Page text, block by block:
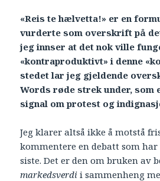
«Reis te hælvetta!» er en
vurderte som overskrift på
jeg innser at det nok ville
«kontraproduktivt» i denne
stedet lar jeg gjeldende
Words røde strek under, som
signal om protest og
Jeg klarer altså ikke å motstå
kommentere en debatt som
siste. Det er den om bruken av
markedsverdi i sammenheng